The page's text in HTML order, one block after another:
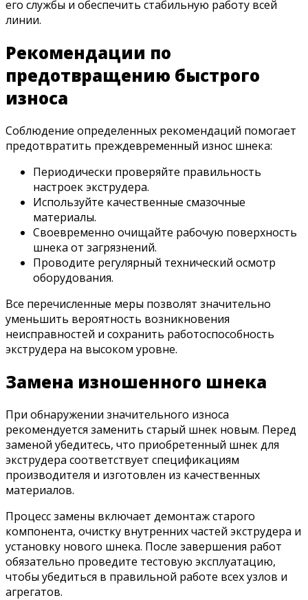
его службы и обеспечить стабильную работу всей
линии.
Рекомендации по
предотвращению быстрого
износа
Соблюдение определенных рекомендаций помогает
предотвратить преждевременный износ шнека:
Периодически проверяйте правильность
настроек экструдера.
Используйте качественные смазочные
материалы.
Своевременно очищайте рабочую поверхность
шнека от загрязнений.
Проводите регулярный технический осмотр
оборудования.
Все перечисленные меры позволят значительно
уменьшить вероятность возникновения
неисправностей и сохранить работоспособность
экструдера на высоком уровне.
Замена изношенного шнека
При обнаружении значительного износа
рекомендуется заменить старый шнек новым. Перед
заменой убедитесь, что приобретенный шнек для
экструдера соответствует спецификациям
производителя и изготовлен из качественных
материалов.
Процесс замены включает демонтаж старого
компонента, очистку внутренних частей экструдера и
установку нового шнека. После завершения работ
обязательно проведите тестовую эксплуатацию,
чтобы убедиться в правильной работе всех узлов и
агрегатов.